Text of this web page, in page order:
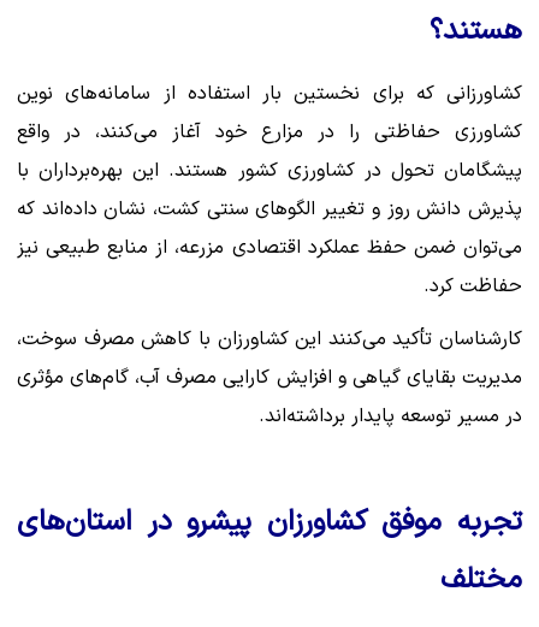
هستند؟
کشاورزانی که برای نخستین بار استفاده از سامانه‌های نوین
کشاورزی حفاظتی را در مزارع خود آغاز می‌کنند، در واقع
پیشگامان تحول در کشاورزی کشور هستند. این بهره‌برداران با
پذیرش دانش روز و تغییر الگوهای سنتی کشت، نشان داده‌اند که
می‌توان ضمن حفظ عملکرد اقتصادی مزرعه، از منابع طبیعی نیز
حفاظت کرد.
کارشناسان تأکید می‌کنند این کشاورزان با کاهش مصرف سوخت،
مدیریت بقایای گیاهی و افزایش کارایی مصرف آب، گام‌های مؤثری
در مسیر توسعه پایدار برداشته‌اند.
تجربه موفق کشاورزان پیشرو در استان‌های
مختلف